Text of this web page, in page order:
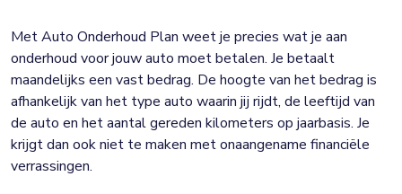
Met Auto Onderhoud Plan weet je precies wat je aan
onderhoud voor jouw auto moet betalen. Je betaalt
maandelijks een vast bedrag. De hoogte van het bedrag is
afhankelijk van het type auto waarin jij rijdt, de leeftijd van
de auto en het aantal gereden kilometers op jaarbasis. Je
krijgt dan ook niet te maken met onaangename financiële
verrassingen.